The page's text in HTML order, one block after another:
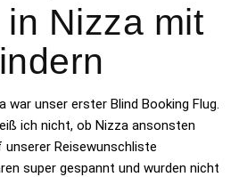
in Nizza mit
war unser erster Blind Booking Flug.
ich nicht, ob Nizza ansonsten
unserer Reisewunschliste
super gespannt und wurden nicht